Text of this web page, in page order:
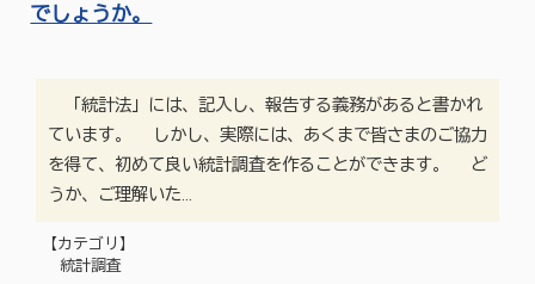
でしょうか。
「統計法」には、記入し、報告する義務があると書かれ
ています。 しかし、実際には、あくまで皆さまのご協力
を得て、初めて良い統計調査を作ることができます。 ど
うか、ご理解いた…
【カテゴリ】
統計調査